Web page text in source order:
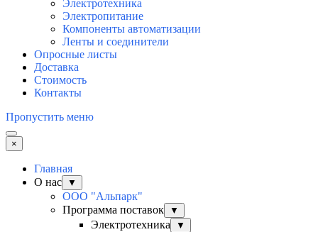
Электротехника
Электропитание
Компоненты автоматизации
Ленты и соединители
Опросные листы
Доставка
Стоимость
Контакты
Пропустить меню
×
Главная
О нас
▼
ООО "Альпарк"
Программа поставок
▼
Электротехника ▼